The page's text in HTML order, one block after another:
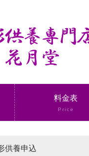
料金表
Price
供養申込